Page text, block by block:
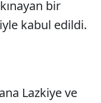
bir
kabul edildi.
Sesi Aç
Lazkiye ve